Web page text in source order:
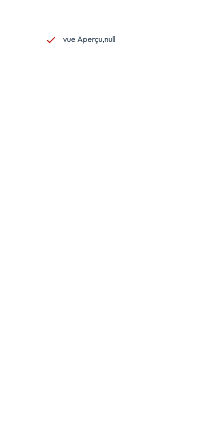
vue Aperçu,null